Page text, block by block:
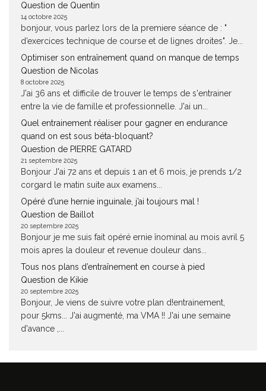
Question de Quentin
14 octobre 2025
bonjour, vous parlez lors de la premiere séance de : "
d’exercices technique de course et de lignes droites". Je...
Optimiser son entraînement quand on manque de temps
Question de Nicolas
8 octobre 2025
J'ai 36 ans et difficile de trouver le temps de s'entrainer
entre la vie de famille et professionnelle. J'ai un...
Quel entrainement réaliser pour gagner en endurance
quand on est sous béta-bloquant?
Question de PIERRE GATARD
21 septembre 2025
Bonjour J'ai 72 ans et depuis 1 an et 6 mois, je prends 1/2
corgard le matin suite aux examens...
Opéré d’une hernie inguinale, j’ai toujours mal !
Question de Baillot
20 septembre 2025
Bonjour je me suis fait opéré ernie înominal au mois avril 5
mois apres la douleur et revenue douleur dans...
Tous nos plans d’entraînement en course à pied
Question de Kikie
20 septembre 2025
Bonjour, Je viens de suivre votre plan d!entrainement,
pour 5kms... J'ai augmenté, ma VMA !! J'ai une semaine
d'avance ,...